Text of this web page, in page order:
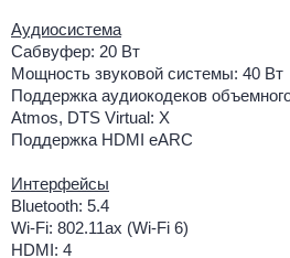
Аудиосистема
Сабвуфер: 20 Вт
Мощность звуковой системы: 40 Вт
Поддержка аудиокодеков
Atmos, DTS Virtual: X
Поддержка HDMI eARC
Интерфейсы
Bluetooth: 5.4
Wi-Fi: 802.11ax (Wi-Fi 6)
HDMI: 4